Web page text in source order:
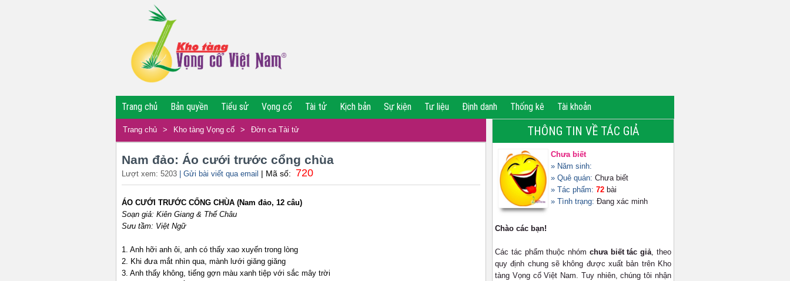
Trang chủ Bản quyền Tiểu sử Vọng cổ Tài tử Kịch bản Sự kiện Tư liệu Định danh Thống kê Tài khoản
Trang chủ > Kho tàng Vọng cổ > Đờn ca Tài tử
Nam đảo: Áo cưới trước cổng chùa
Lượt xem: 5203 | Gửi bài viết qua email | Mã số: 720
ÁO CƯỚI TRƯỚC CỔNG CHÙA (Nam đảo, 12 câu)
Soạn giả: Kiên Giang & Thế Châu
Sưu tầm: Việt Ngữ
1. Anh hỡi anh ôi, anh có thấy xao xuyến trong lòng
2. Khi đưa mắt nhìn qua, mành lưới giăng giăng
3. Anh thấy không, tiếng gợn màu xanh tiệp với sắc mây trời
THÔNG TIN VỀ TÁC GIẢ
Chưa biết
» Năm sinh:
» Quê quán: Chưa biết
» Tác phẩm: 72 bài
» Tình trạng: Đang xác minh
Chào các bạn!
Các tác phẩm thuộc nhóm chưa biết tác giả, theo
quy định chung sẽ không được xuất bản trên Kho
tàng Vọng cổ Việt Nam. Tuy nhiên, chúng tôi nhận